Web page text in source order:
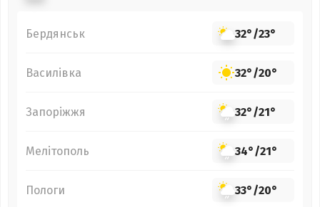
Бердянськ 32°/23°
Василівка 32°/20°
Запоріжжя 32°/21°
Мелітополь 34°/21°
Пологи 33°/20°